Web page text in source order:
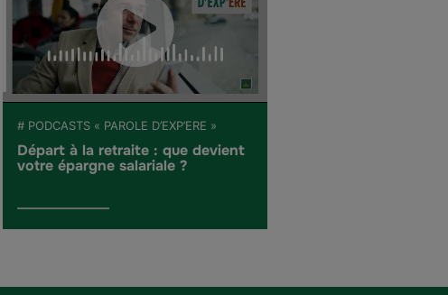
# PODCASTS « PAROLE D’EXP’ERE »
Départ à la retraite : que devient
votre épargne salariale ?